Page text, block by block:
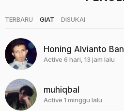
TERBARU GIAT DISUKAI
Honing Alvianto
Active 6 hari, 13 jam lalu
muhiqbal
Active 1 minggu lalu